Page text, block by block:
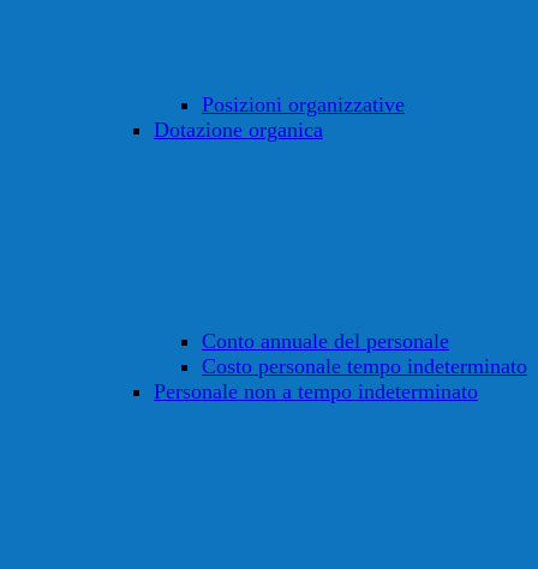
Posizioni organizzative
Dotazione organica
Conto annuale del personale
Costo personale tempo indeterminato
Personale non a tempo indeterminato